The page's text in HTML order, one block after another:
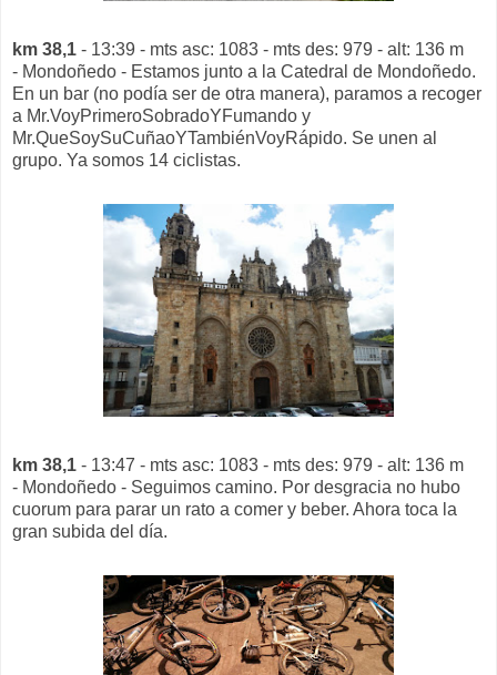
km 38,1 - 13:39 - mts asc: 1083 - mts des: 979 - alt: 136 m
- Mondoñedo - Estamos junto a la Catedral de Mondoñedo.
En un bar (no podía ser de otra manera), paramos a recoger
a Mr.VoyPrimeroSobradoYFumando y
Mr.QueSoySuCuñaoYTambiénVoyRápido. Se unen al
grupo. Ya somos 14 ciclistas.
km 38,1 - 13:47 - mts asc: 1083 - mts des: 979 - alt: 136 m
- Mondoñedo - Seguimos camino. Por desgracia no hubo
cuorum para parar un rato a comer y beber. Ahora toca la
gran subida del día.